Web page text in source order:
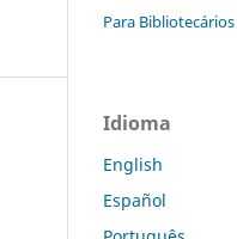
Para Bibliotecários
Idioma
English
Español